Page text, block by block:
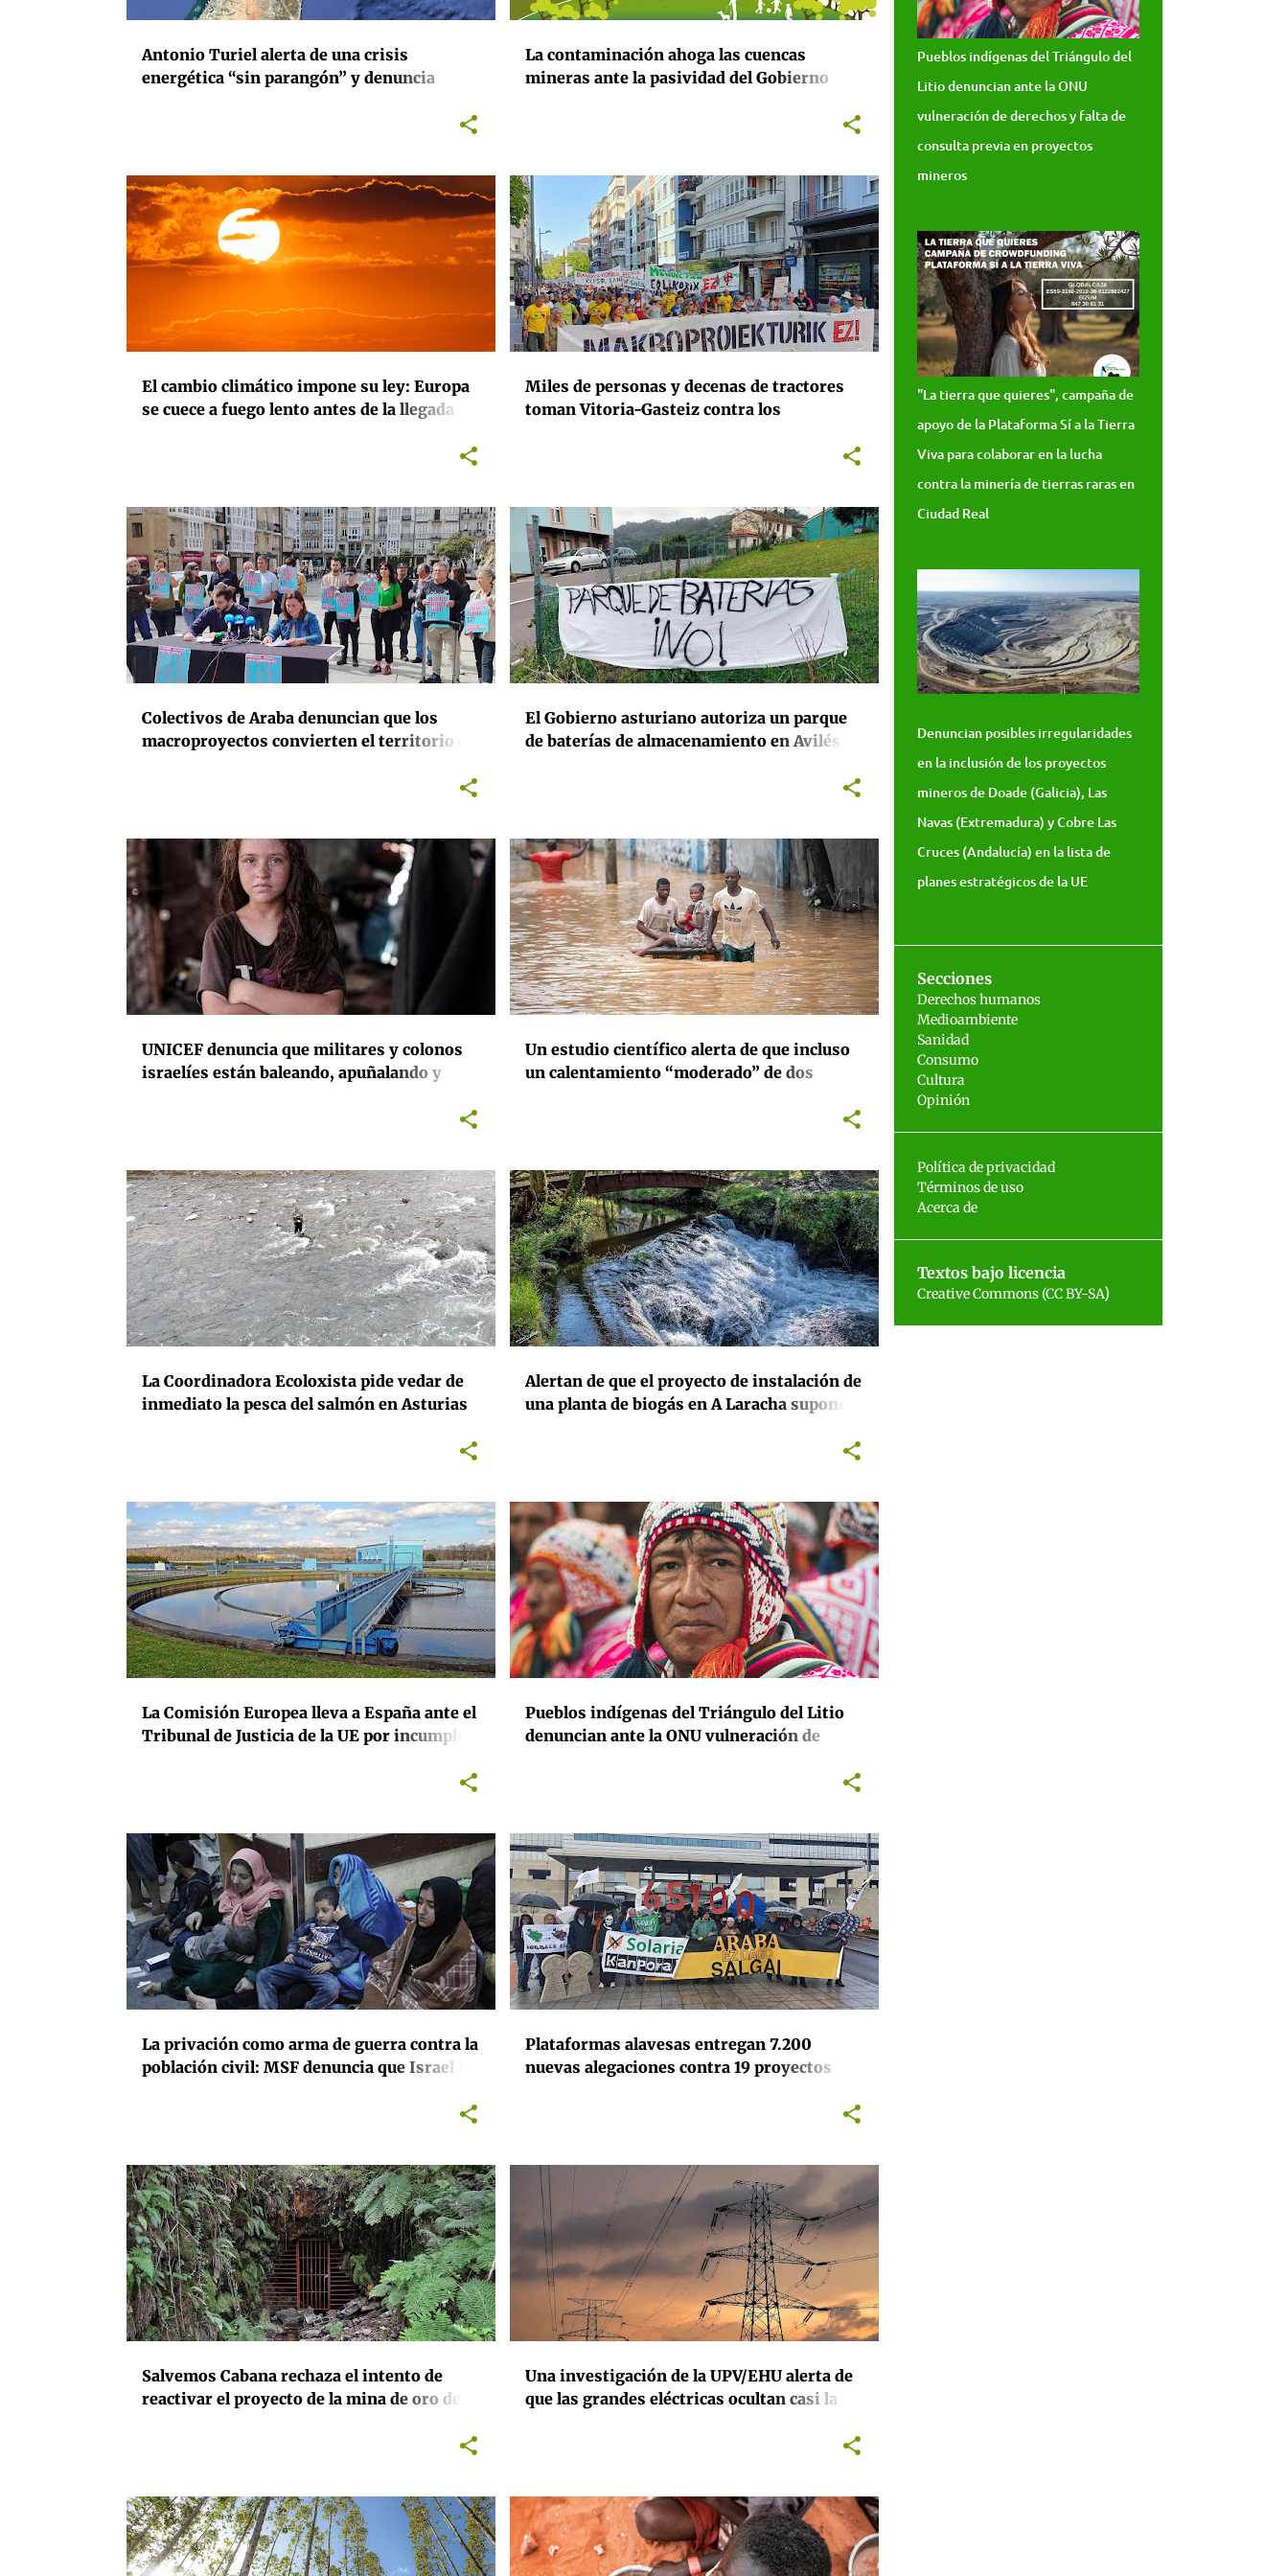
Antonio Turiel alerta de una crisis
energética “sin parangón” y denuncia
La contaminación ahoga las cuencas
mineras ante la pasividad del Gobierno
El cambio climático impone su ley: Europa
se cuece a fuego lento antes de la llegada
CAMBIO CLIMÁTICO INTERNACIONAL
MEDIOAMBIENTE
Miles de personas y decenas de tractores
toman Vitoria-Gasteiz contra los
ACTIVISMO ENERGÍA EUSKADI
MEDIOAMBIENTE
+
RENOVABLES
Colectivos de Araba denuncian que los
macroproyectos convierten el territorio en
grandes energéticas y llaman a movilizarse
ACTIVISMO ENERGÍA EUSKADI
MEDIOAMBIENTE
+
RENOVABLES
El Gobierno asturiano autoriza un parque
de baterías de almacenamiento en Avilés
ACTIVISMO ASTURIAS ENERGÍA MEDIOAMBIENTE
UNICEF denuncia que militares y colonos
israelíes están baleando, apuñalando y
DERECHOS HUMANOS INTERNACIONAL
Un estudio científico alerta de que incluso
un calentamiento “moderado” de dos
CAMBIO CLIMÁTICO CIENCIA INTERNACIONAL
+
INVESTIGACIÓN
La Coordinadora Ecoloxista pide vedar de
inmediato la pesca del salmón en Asturias
ACTIVISMO ASTURIAS BIODIVERSIDAD
+
CONSERVACIÓN
Alertan de que el proyecto de instalación de
una planta de biogás en A Laracha supone
ACTIVISMO BIODIVERSIDAD
CONSERVACIÓN
CONTAMINACIÓN
ENERGÍA +
GALICIA
La Comisión Europea lleva a España ante el
Tribunal de Justicia de la UE por incumplir
CONTAMINACIÓN ESPAÑA MEDIOAMBIENTE
Pueblos indígenas del Triángulo del Litio
denuncian ante la ONU vulneración de
ACTIVISMO EXTRACTIVISMO
INTERNACIONAL
MEDIOAMBIENTE
+
MINERÍA
La privación como arma de guerra contra la
población civil: MSF denuncia que Israel ha
DERECHOS HUMANOS INTERNACIONAL
Plataformas alavesas entregan 7.200
nuevas alegaciones contra 19 proyectos
ACTIVISMO ENERGÍA EUSKADI MEDIOAMBIENTE
Salvemos Cabana rechaza el intento de
reactivar el proyecto de la mina de oro de
ACTIVISMO CONTAMINACIÓN
EXTRACTIVISMO
GALICIA
MEDIOAMBIENTE +
MINERÍA
Una investigación de la UPV/EHU alerta de
que las grandes eléctricas ocultan casi la
BIODIVERSIDAD CONSERVACIÓN
ENERGÍA
INVESTIGACIÓN
+
MEDIOAMBIENTE
ACTIVISMO BIODIVERSIDAD +2 DERECHOS HUMANOS INTERNACIONAL
Pueblos indígenas del Triángulo del
Litio denuncian ante la ONU
vulneración de derechos y falta de
consulta previa en proyectos
mineros
"La tierra que quieres", campaña de
apoyo de la Plataforma Sí a la Tierra
Viva para colaborar en la lucha
contra la minería de tierras raras en
Ciudad Real
Denuncian posibles irregularidades
en la inclusión de los proyectos
mineros de Doade (Galicia), Las
Navas (Extremadura) y Cobre Las
Cruces (Andalucía) en la lista de
planes estratégicos de la UE
Secciones
Derechos humanos
Medioambiente
Sanidad
Consumo
Cultura
Opinión
Política de privacidad
Términos de uso
Acerca de
Textos bajo licencia
Creative Commons (CC BY-SA)